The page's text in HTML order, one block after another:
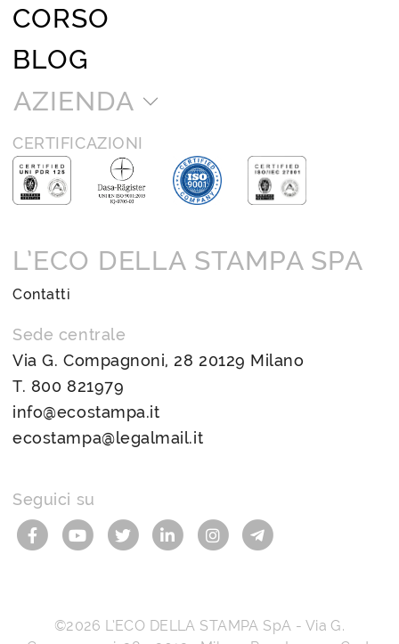
CORSO
BLOG
AZIENDA
CERTIFICAZIONI
L’ECO DELLA STAMPA SPA
Contatti
Sede centrale
Via G. Compagnoni, 28 20129 Milano
T. 800 821979
info@ecostampa.it
ecostampa@legalmail.it
Seguici su
©2026 L’ECO DELLA STAMPA SpA - Via G.